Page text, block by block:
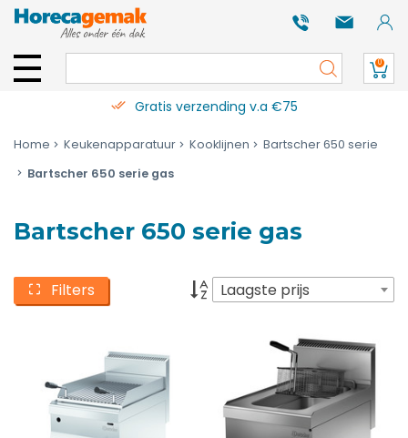
0
Gratis verzending v.a €75
Home Keukenapparatuur Kooklijnen
Bartscher 650 serie
Bartscher 650 serie gas
Bartscher 650 serie gas
Filters Laagste prijs